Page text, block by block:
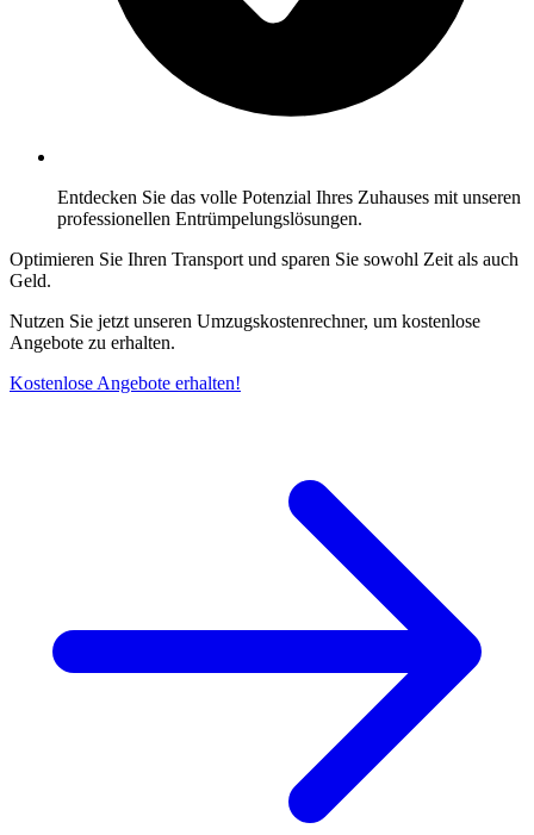
Entdecken Sie das volle Potenzial Ihres Zuhauses mit unseren
professionellen Entrümpelungslösungen.
Optimieren Sie Ihren Transport und sparen Sie sowohl Zeit als auch
Geld.
Nutzen Sie jetzt unseren Umzugskostenrechner, um kostenlose
Angebote zu erhalten.
Kostenlose Angebote erhalten!